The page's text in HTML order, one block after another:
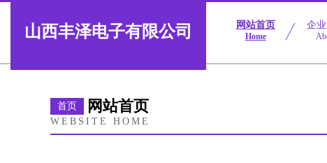
山西丰泽电子有限公司 网站首页
Home
企
首页 网站首页
WEBSITE HOME